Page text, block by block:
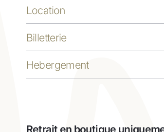
Location
BATEAUX
PÉDALOS
VÉLOS
Billetterie
CROISIÈRES
SPECTACLES
Hebergement
CAMPING DE COUPEAU
Retrait en boutique